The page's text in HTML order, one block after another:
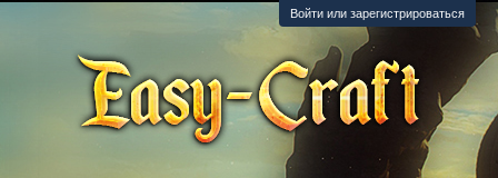
Войти или зарегистрироваться